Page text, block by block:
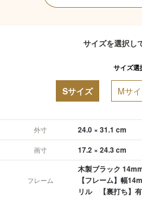
サイズを選択し
サイズ選
Sサイズ Mサ
外寸 24.0 × 31.1 cm
画寸 17.2 × 24.3 cm
フレーム
木製ブラック
【フレーム】幅
リル 【裏打ち】